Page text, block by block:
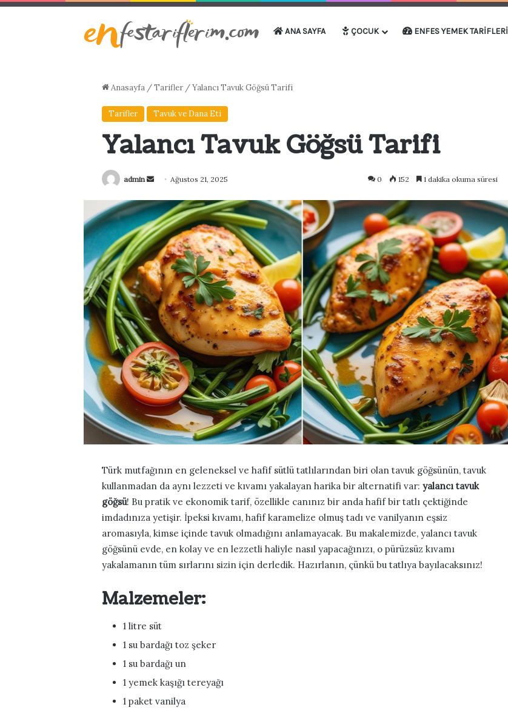
ANA SAYFA ÇOCUK ENFES YEMEK TARIFLERI
Anasayfa /Tarifler /Yalancı Tavuk Göğsü Tarifi
Tarifler Tavuk ve Dana Eti
Yalancı Tavuk Göğsü Tarifi
admin
Bir
posta
göndermek
Ağustos 21, 2025 0 152 1 dakika okuma süresi
Türk mutfağının en geleneksel ve hafif sütlü tatlılarından biri olan tavuk göğsünün, tavuk
kullanmadan da aynı lezzeti ve kıvamı yakalayan harika bir alternatifi var: yalancı tavuk
göğsü! Bu pratik ve ekonomik tarif, özellikle canınız bir anda hafif bir tatlı çektiğinde
imdadınıza yetişir. İpeksi kıvamı, hafif karamelize olmuş tadı ve vanilyanın eşsiz
aromasıyla, kimse içinde tavuk olmadığını anlamayacak. Bu makalemizde, yalancı tavuk
göğsünü evde, en kolay ve en lezzetli haliyle nasıl yapacağınızı, o pürüzsüz kıvamı
yakalamanın tüm sırlarını sizin için derledik. Hazırlanın, çünkü bu tatlıya bayılacaksınız!
Malzemeler:
1 litre süt
1 su bardağı toz şeker
1 su bardağı un
1 yemek kaşığı tereyağı
1 paket vanilya